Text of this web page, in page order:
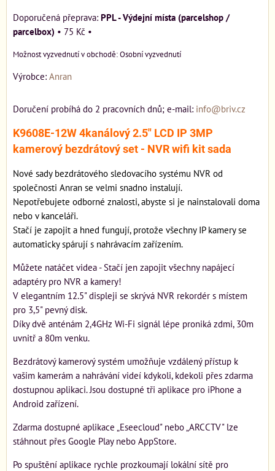
PPL - Výdejní místa (parcelshop /
parcelbox) • 75 Kč •
Osobní vyzvednutí
Výrobce: Anran
Doručení probíhá do 2 pracovních dnů; e-mail: info@briv.cz
K9608E-12W 4kanálový 2.5" LCD IP 3MP
kamerový bezdrátový set - NVR wifi kit sada
Nové sady bezdrátového sledovacího systému NVR od
společnosti Anran se velmi snadno instalují.
Nepotřebujete odborné znalosti, abyste si je nainstalovali doma
nebo v kanceláři.
Stačí je zapojit a hned fungují, protože všechny IP kamery se
automaticky spárují s nahrávacím zařízením.
Můžete natáčet videa - Stačí jen zapojit všechny napájecí
adaptéry pro NVR a kamery!
V elegantním 12.5" displeji se skrývá NVR rekordér s místem
pro 3,5" pevný disk.
Díky dvě anténám 2,4GHz Wi-Fi signál lépe proniká zdmi, 30m
uvnitř a 80m venku.
Bezdrátový kamerový systém umožňuje vzdálený přístup k
vašim kamerám a nahrávání videí kdykoli, kdekoli přes zdarma
dostupnou aplikaci. Jsou dostupné tři aplikace pro iPhone a
Android zařízení.
Zdarma dostupné aplikace „Eseecloud" nebo „ARCCTV" lze
stáhnout přes Google Play nebo AppStore.
Po spuštění aplikace rychle prozkoumají lokální sítě pro